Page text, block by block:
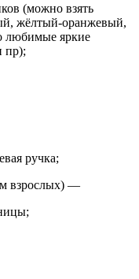
(можно взять
жёлтый-оранжевый,
любимые яркие
пр);
ручка;
взрослых) —